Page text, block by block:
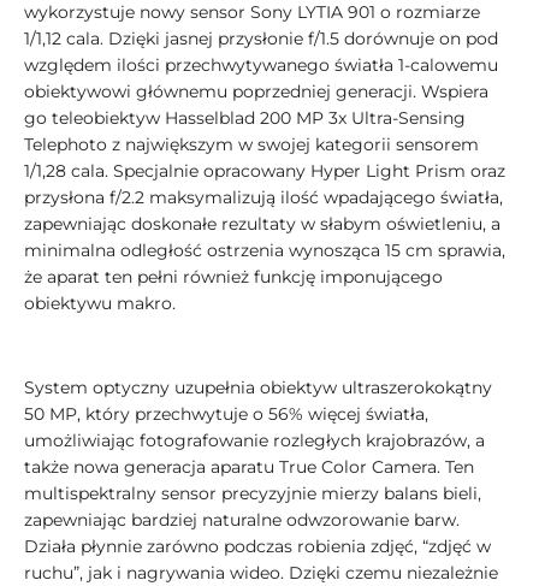
wykorzystuje nowy sensor Sony LYTIA 901 o rozmiarze
1/1,12 cala. Dzięki jasnej przysłonie f/1.5 dorównuje on pod
względem ilości przechwytywanego światła 1-calowemu
obiektywowi głównemu poprzedniej generacji. Wspiera
go teleobiektyw Hasselblad 200 MP 3x Ultra-Sensing
Telephoto z największym w swojej kategorii sensorem
1/1,28 cala. Specjalnie opracowany Hyper Light Prism oraz
przysłona f/2.2 maksymalizują ilość wpadającego światła,
zapewniając doskonałe rezultaty w słabym oświetleniu, a
minimalna odległość ostrzenia wynosząca 15 cm sprawia,
że aparat ten pełni również funkcję imponującego
obiektywu makro.
System optyczny uzupełnia obiektyw ultraszerokokątny
50 MP, który przechwytuje o 56% więcej światła,
umożliwiając fotografowanie rozległych krajobrazów, a
także nowa generacja aparatu True Color Camera. Ten
multispektralny sensor precyzyjnie mierzy balans bieli,
zapewniając bardziej naturalne odwzorowanie barw.
Działa płynnie zarówno podczas robienia zdjęć, “zdjęć w
ruchu”, jak i nagrywania wideo. Dzięki czemu niezależnie